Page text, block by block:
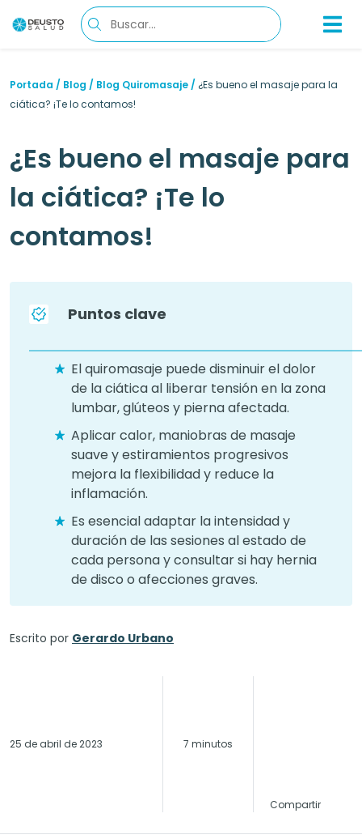
Portada / Blog / Blog Quiromasaje / ¿Es bueno el masaje para la
ciática? ¡Te lo contamos!
¿Es bueno el masaje para
la ciática? ¡Te lo
contamos!
Puntos clave
El quiromasaje puede disminuir el dolor
de la ciática al liberar tensión en la zona
lumbar, glúteos y pierna afectada.
Aplicar calor, maniobras de masaje
suave y estiramientos progresivos
mejora la flexibilidad y reduce la
inflamación.
Es esencial adaptar la intensidad y
duración de las sesiones al estado de
cada persona y consultar si hay hernia
de disco o afecciones graves.
Escrito por Gerardo Urbano
25 de abril de 2023 7 minutos
Compartir